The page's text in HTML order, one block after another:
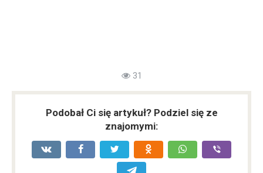
31
Podobał Ci się artykuł? Podziel się ze
znajomymi: